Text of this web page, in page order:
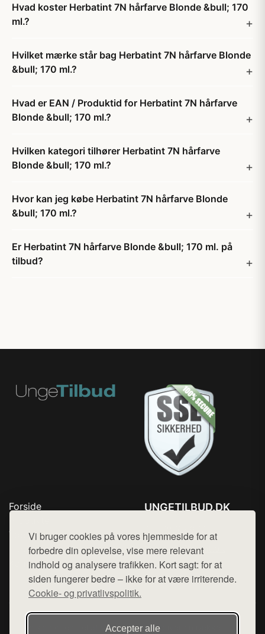
Vi bruger cookies på vores hjemmeside for at
forbedre din oplevelse, vise mere relevant
indhold og analysere trafikken. Kort sagt: for at
siden fungerer bedre – ikke for at være irriterende.
Cookie- og privatlivspolitik.
Accepter alle
Hvad koster Herbatint 7N hårfarve Blonde &bull; 170
ml.?
Hvilket mærke står bag Herbatint 7N hårfarve Blonde
&bull; 170 ml.?
Hvad er EAN / Produktid for Herbatint 7N hårfarve
Blonde &bull; 170 ml.?
Hvilken kategori tilhører Herbatint 7N hårfarve
Blonde &bull; 170 ml.?
Hvor kan jeg købe Herbatint 7N hårfarve Blonde
&bull; 170 ml.?
Er Herbatint 7N hårfarve Blonde &bull; 170 ml. på
tilbud?
Forside
Top Rabatter
Blog
Kontakt
UNGETILBUD.DK
Mail: hej@want.dk
Cookie- og privatlivspolitik
Denne side er en del af want.dk, der udgiver en række